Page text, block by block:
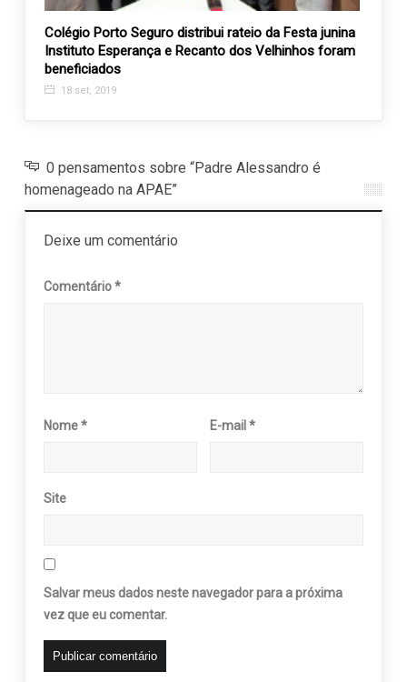
Colégio Porto Seguro distribui rateio da Festa junina
Instituto Esperança e Recanto dos Velhinhos foram
beneficiados
18 set, 2019
0 pensamentos sobre “Padre Alessandro é
homenageado na APAE”
Deixe um comentário
Comentário*
Nome* E-mail*
Site
Salvar meus dados neste navegador para a próxima
vez que eu comentar.